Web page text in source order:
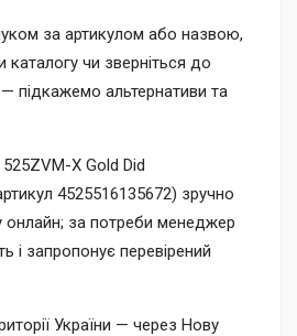
за артикулом або назвою,
каталогу чи зверніться до
підкажемо альтернативи та
X Gold Did
4525516135672) зручно
за потреби менеджер
і запропонує перевірений
України — через Нову